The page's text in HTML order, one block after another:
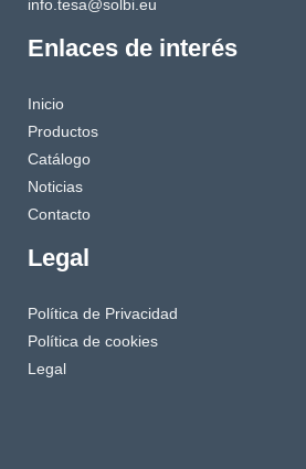
info.tesa@solbi.eu
Enlaces de interés
Inicio
Productos
Catálogo
Noticias
Contacto
Legal
Política de Privacidad
Política de cookies
Legal